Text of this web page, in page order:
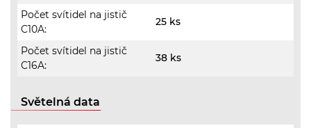
Počet svítidel na jistič
C10A:
25 ks
Počet svítidel na jistič
C16A:
38 ks
Světelná data